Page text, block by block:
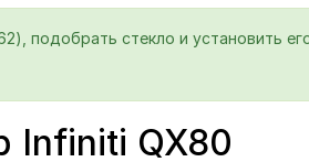
подобрать стекло и установить
Infiniti QX80